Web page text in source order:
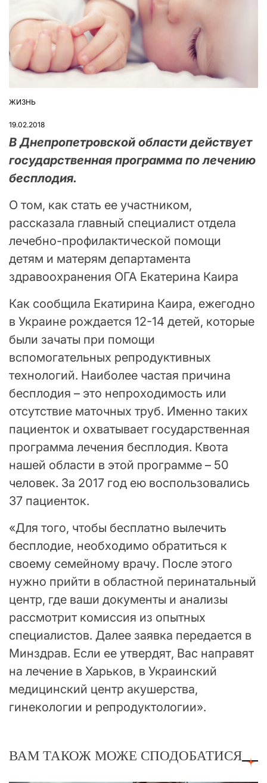
ОПУБЛІКУВАТИ
ЖИЗНЬ
19.02.2018
В Днепропетровской области действует
государственная программа по лечению
бесплодия.
О том, как стать ее участником,
рассказала главный специалист отдела
лечебно-профилактической помощи
детям и матерям департамента
здравоохранения ОГА Екатерина Каира
Как сообщила Екатирина Каира, ежегодно
в Украине рождается 12-14 детей, которые
были зачаты при помощи
вспомогательных репродуктивных
технологий. Наиболее частая причина
бесплодия – это непроходимость или
отсутствие маточных труб. Именно таких
пациенток и охватывает государственная
программа лечения бесплодия. Квота
нашей области в этой программе – 50
человек. За 2017 год ею воспользовались
37 пациенток.
«Для того, чтобы бесплатно вылечить
бесплодие, необходимо обратиться к
своему семейному врачу. После этого
нужно прийти в областной перинатальный
центр, где ваши документы и анализы
рассмотрит комиссия из опытных
специалистов. Далее заявка передается в
Минздрав. Если ее утвердят, Вас направят
на лечение в Харьков, в Украинский
медицинский центр акушерства,
гинекологии и репродуктологии».
ВАМ ТАКОЖ МОЖЕ СПОДОБАТИСЯ